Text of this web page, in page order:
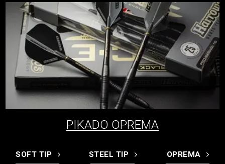
PIKADO OPREMA
SOFT TIP STEEL TIP OPREMA